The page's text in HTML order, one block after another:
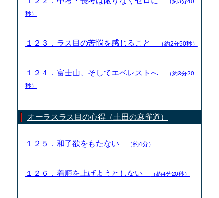
秒）
１２３．ラス目の苦悩を感じること （約2分50秒）
１２４．富士山、そしてエベレストへ
（約3分20
秒）
オーラスラス目の心得（土田の麻雀道）
１２５．和了欲をもたない （約4分）
１２６．着順を上げようとしない （約4分20秒）